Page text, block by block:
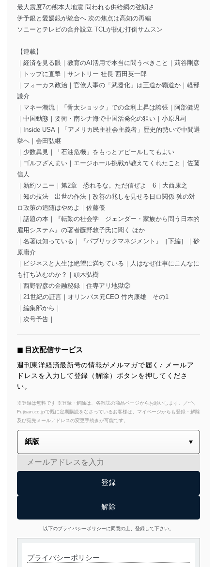
最大震度7の熊本大地震 問われる供給網の強靭さ
伊予銀と愛媛銀が統合へ 次の焦点は高知の再編
ソニーとテレビの合弁設立 TCLが挑む打倒サムスン
【連載】
｜経済を見る眼｜教育のAI活用で本当に問うべきこと｜苅谷剛彦
｜トップに直撃｜サントリー 社長 西田英一郎
｜フォーカス政治｜官僚人事の「武器化」は王道か覇道か｜軽部
謙介
｜マネー潮流｜「骨太ショック」での金利上昇は誇張｜阿部健児
｜中国動態｜要衝・南シナ海で中国活発化の狙い｜小原凡司
｜Inside USA｜「アメリカ民主社会主義者」歴史的勢いで中間選
挙へ｜会田弘継
｜少数異見｜「石油危機」をもっとアピールしてもよい
｜ゴルフざんまい｜エージホール挑戦が教えてくれたこと｜佐藤
信人
｜新約ソニー｜第2章 恐れるな。ただ信ぜよ 6｜大西康之
｜知の技法 出世の作法｜改善の兆しを見せる日ロ関係 独の対
ロ政策の追随はやめよ｜佐藤優
｜話題の本｜『転勤の社会学 ジェンダー・家族から問う日本的
雇用システム』の著者藤野敦子氏に聞く ほか
｜名著は知っている｜『パブリックマネジメント』［下編］｜砂
原庸介
｜ビジネスと人生は絶望に満ちている｜人はなぜ仕事にこんなに
も打ち込むのか？｜頭木弘樹
｜西野智彦の金融秘録｜住専アリ地獄②
｜21世紀の証言｜オリンパス元CEO 竹内康雄 その1
｜編集部から｜
｜次号予告｜
◼︎ 目次配信サービス
週刊東洋経済最新号の情報がメルマガで届く♪ メールア
ドレスを入力して登録（解除）ボタンを押してくださ
い。
※登録は無料です ※登録・解除は、各雑誌の商品ページからお願いします。／~＼
Fujisan.co.jpで既に定期購読をなさっているお客様は、マイページからも登録・解除
及び宛先メールアドレスの変更手続きが可能です。
以下のプライバシーポリシーに同意の上、登録して下さい。
プライバシーポリシー